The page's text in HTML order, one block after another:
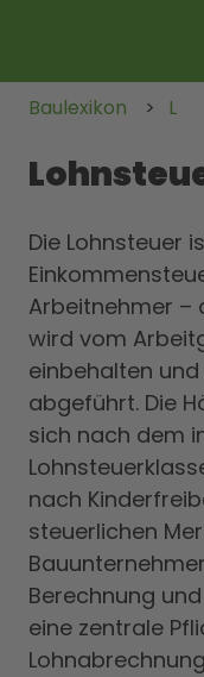
Baulexikon L
Die Lohnsteuer
Arbeitnehmer –
wird vom
einbehalten
abgeführt. Die
sich nach dem
nach
steuerlichen
Berechnung
eine zentrale